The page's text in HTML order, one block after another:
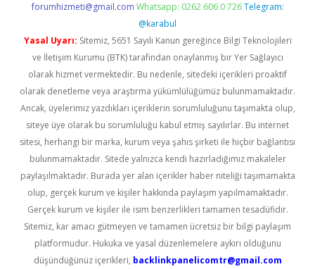
forumhizmeti@gmail.com Whatsapp: 0262 606 0 726 Telegram:
@karabul
Yasal Uyarı: Sitemiz, 5651 Sayılı Kanun gereğince Bilgi Teknolojileri
ve İletişim Kurumu (BTK) tarafından onaylanmış bir Yer Sağlayıcı
olarak hizmet vermektedir. Bu nedenle, sitedeki içerikleri proaktif
olarak denetleme veya araştırma yükümlülüğümüz bulunmamaktadır.
Ancak, üyelerimiz yazdıkları içeriklerin sorumluluğunu taşımakta olup,
siteye üye olarak bu sorumluluğu kabul etmiş sayılırlar. Bu internet
sitesi, herhangi bir marka, kurum veya şahıs şirketi ile hiçbir bağlantısı
bulunmamaktadır. Sitede yalnızca kendi hazırladığımız makaleler
paylaşılmaktadır. Burada yer alan içerikler haber niteliği taşımamakta
olup, gerçek kurum ve kişiler hakkında paylaşım yapılmamaktadır.
Gerçek kurum ve kişiler ile isim benzerlikleri tamamen tesadüfidir.
Sitemiz, kar amacı gütmeyen ve tamamen ücretsiz bir bilgi paylaşım
platformudur. Hukuka ve yasal düzenlemelere aykırı olduğunu
düşündüğünüz içerikleri, backlinkpanelicomtr@gmail.com